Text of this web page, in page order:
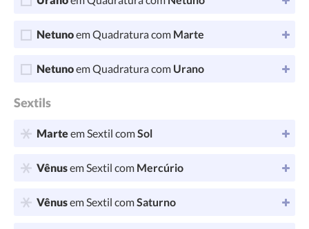
Netunoem Quadratura com Marte
Netunoem Quadratura com Urano
Sextils
Marteem Sextil comSol
Vênusem Sextil com Mercúrio
Vênusem Sextil comSaturno